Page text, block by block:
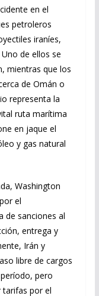
en el
petroleros
iraníes,
de ellos se
mientras que los
de Omán o
representa la
ruta marítima
en jaque el
y gas natural
Washington
el
de sanciones al
entrega y
Irán y
libre de cargos
pero
tarifas por el